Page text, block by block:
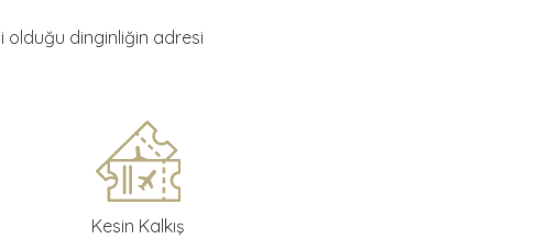
olduğu dinginliğin adresi
Kesin Kalkış